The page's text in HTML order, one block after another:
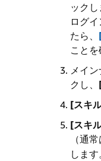
ック
ログ
たら、
ことを
メイ
クし、
[スキ
[スキ
（通
します